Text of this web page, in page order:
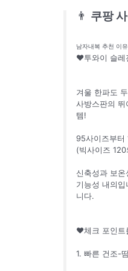
👨 쿠팡
남자내복 추천 이
♥투와이 슬레
겨울 한파도
사방스판의
템!
95사이즈부터
(빅사이즈
신축성과 보
기능성 내의
니다.
♥체크 포인
1. 빠른 건조-